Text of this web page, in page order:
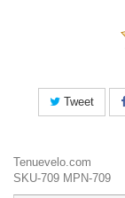
Tweet
Tenuevelo.com
SKU-709 MPN-709